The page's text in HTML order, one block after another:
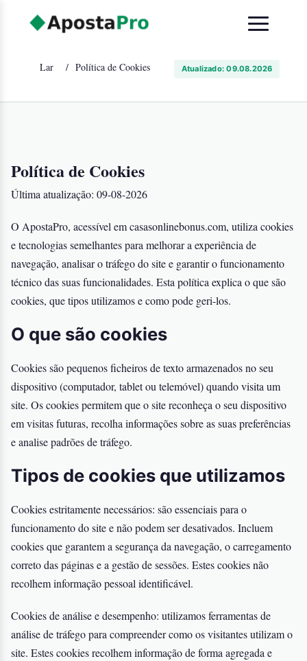
Atualizado:09.08.2026
Lar / Política de Cookies
Política de Cookies
Última atualização: 09-08-2026
O ApostaPro, acessível em casasonlinebonus.com, utiliza cookies
e tecnologias semelhantes para melhorar a experiência de
navegação, analisar o tráfego do site e garantir o funcionamento
técnico das suas funcionalidades. Esta política explica o que são
cookies, que tipos utilizamos e como pode geri-los.
O que são cookies
Cookies são pequenos ficheiros de texto armazenados no seu
dispositivo (computador, tablet ou telemóvel) quando visita um
site. Os cookies permitem que o site reconheça o seu dispositivo
em visitas futuras, recolha informações sobre as suas preferências
e analise padrões de tráfego.
Tipos de cookies que utilizamos
Cookies estritamente necessários: são essenciais para o
funcionamento do site e não podem ser desativados. Incluem
cookies que garantem a segurança da navegação, o carregamento
correto das páginas e a gestão de sessões. Estes cookies não
recolhem informação pessoal identificável.
Cookies de análise e desempenho: utilizamos ferramentas de
análise de tráfego para compreender como os visitantes utilizam o
site. Estes cookies recolhem informação de forma agregada e